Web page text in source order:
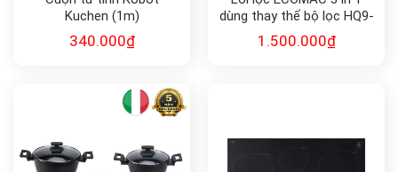
Kuchen (1m)
340.000₫
dùng thay thế bộ lọc HQ9-
1E:ECOMAC
1.500.000₫